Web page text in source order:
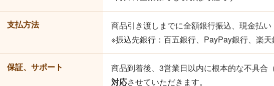
支払方法
商品引き渡しまでに全額銀行振込、現金払い
※振込先銀行：百五銀行、PayPay銀行、楽
保証、サポート
商品到着後、3営業日以内に根本的な不具合
対応させていただきます。